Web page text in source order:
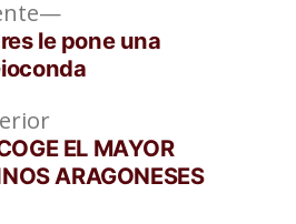
Entrada
anterior:
EL MAYOR
ARAGONESES
Entrada
siguiente:
le pone una